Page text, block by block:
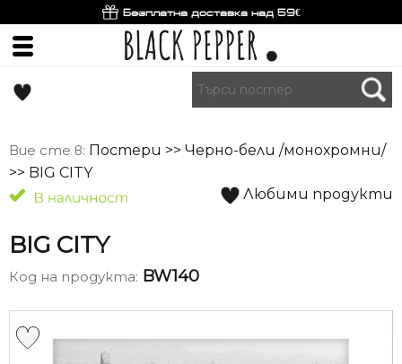
Безплатна доставка над 59€
Вие сте в: Постери >> Черно-бели /монохромни/
>> BIG CITY
Любими продукти
BIG CITY
Код на продукта: BW140